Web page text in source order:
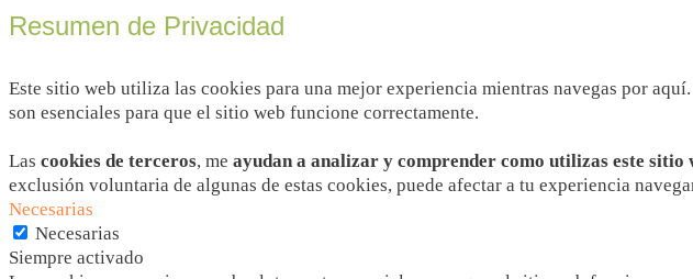
Resumen de Privacidad
Este sitio web utiliza las cookies para una mejor experiencia mientras navegas por aquí.
son esenciales para que el sitio web funcione correctamente.
Las cookies de terceros, me ayudan a analizar y comprender como utilizas este sitio
exclusión voluntaria de algunas de estas cookies, puede afectar a tu experiencia
Necesarias
Necesarias
Siempre activado